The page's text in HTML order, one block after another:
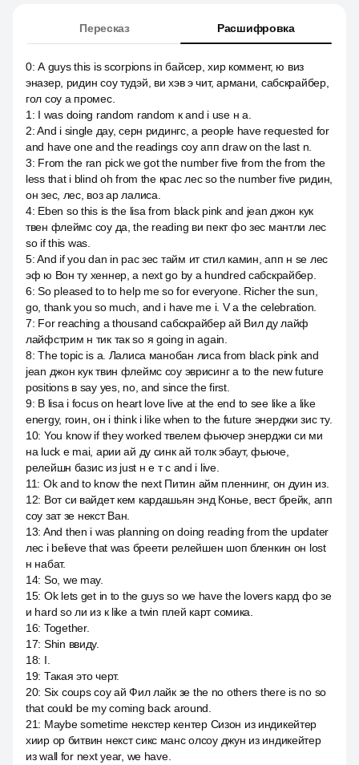
Пересказ Расшифровка
0:А guys this is scorpions in байсер, хир коммент, ю виз
эназер, ридин соу тудэй, ви хэв э чит, армани, сабскрайбер,
гол соу а промес.
1 : I was doing random random к and i use н а.
2:And i single дау, серн ридингс, а people have requested for
and have one and the readings соу апп draw on the last n.
3: From the ran pick we got the number five from the from the
less that i blind oh from the крас лес so the number five ридин,
он зес, лес, воз ар лалиса.
4: Eben so this is the lisa from black pink and jean джон кук
твен флеймс соу да, the reading ви пект фо зес мантли лес
so if this was.
5:And if you dan in pac зес тайм ит стил камин, апп н se лес
эф ю Вон ту хеннер, а next go by a hundred сабскрайбер.
6:So pleased to to help me so for everyone. Richer the sun,
go, thank you so much, and i have me i. V a the celebration.
7: For reaching a thousand сабскрайбер ай Вил ду лайф
лайфстрим н тик так so я going in again.
8:The topic is a. Лалиса манобан лиса from black pink and
jean джон кук твин флеймс соу эврисинг а to the new future
positions в say yes, no, and since the first.
9: В lisa i focus on heart love live at the end to see like a like
energy, гоин, он i think i like when to the future энерджи зис ту.
10: You know if they worked твелем фьючер энерджи си ми
на luck e mai, арии ай ду синк ай толк эбаут, фьюче,
релейшн базис из just н е т с and i live.
11: Ok and to know the next Питин айм пленнинг, он дуин из.
12: Вот си вайдет кем кардашьян энд Конье, вест брейк, апп
соу зат зе некст Ван.
13: And then i was planning on doing reading from the updater
лес i believe that was бреети релейшен шоп бленкин он lost
н набат.
14: So, we may.
15: Ok lets get in to the guys so we have the lovers кард фо зе
и hard so ли из к like a twin плей карт сомика.
16: Together.
17: Shin ввиду.
18: I.
19: Такая это черт.
20: Six coups соу ай Фил лайк зе the no others there is no so
that could be my coming back around.
21: Maybe sometime некстер кентер Сизон из индикейтер
хиир ор битвин некст сикс манс олсоу джун из индикейтер
из wall for next year, we have.